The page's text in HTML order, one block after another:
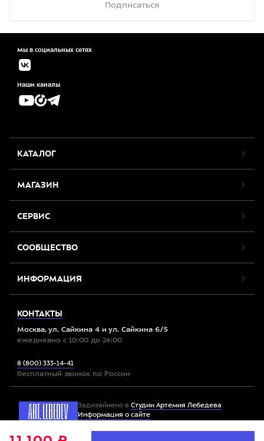
Подписаться
Мы в социальных сетях
Наши каналы
КАТАЛОГ
МАГАЗИН
СЕРВИС
СООБЩЕСТВО
ИНФОРМАЦИЯ
КОНТАКТЫ
Москва, ул. Сайкина 4 и ул. Сайкина 6/5
ежедневно с 10:00 до 24:00
8 (800) 333-14-41
бесплатный звонок по России
Задизайнено в Студии Артемия Лебедева
Информация о сайте